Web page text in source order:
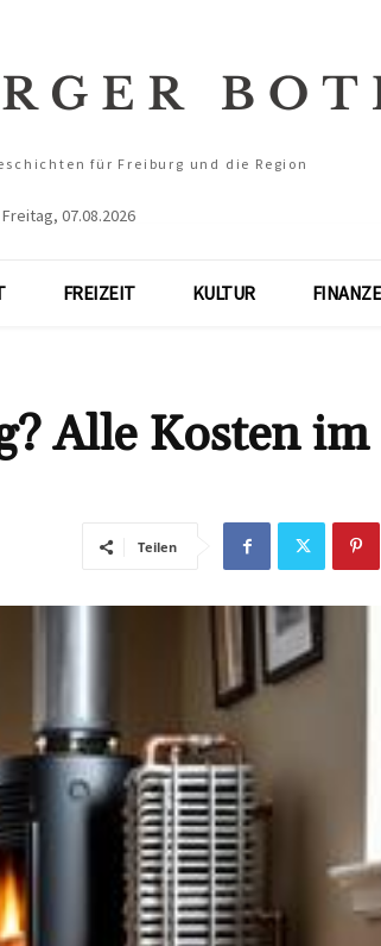
für Freiburg und die Region
Freitag, 07.08.2026
FREIZEIT KULTUR
Alle Kosten im
Teilen